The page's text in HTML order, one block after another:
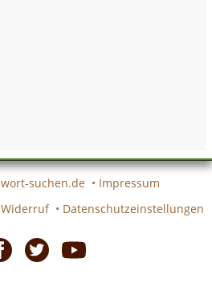
wort-suchen.de • Impressum
Widerruf • Datenschutzeinstellungen